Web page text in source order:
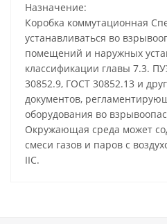
Назначение:
Коробка коммутационная
устанавливаться во
помещений и наружных
классификации главы 7.3.
30852.9, ГОСТ 30852.13 и
документов,
оборудования во
Окружающая среда может
смеси газов и паров с
IIС.